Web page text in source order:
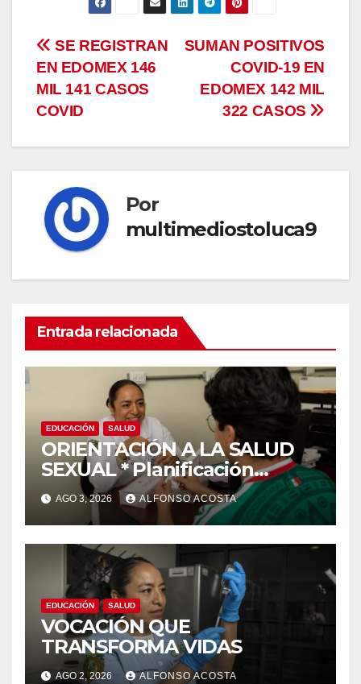
Navegación
de
entradas
SUMAN POSITIVOS
COVID-19 EN
EDOMEX 142 MIL
322 CASOS
SE REGISTRAN
EN EDOMEX 146
MIL 141 CASOS
COVID
Por
multimediostoluca9
Entrada relacionada
EDUCACIÓN SALUD
ORIENTACIÓN A LA SALUD
SEXUAL * Planificación
familiar, un derecho
AGO 3, 2026 ALFONSO ACOSTA
EDUCACIÓN SALUD
VOCACIÓN QUE
TRANSFORMA VIDAS
AGO 2, 2026 ALFONSO ACOSTA